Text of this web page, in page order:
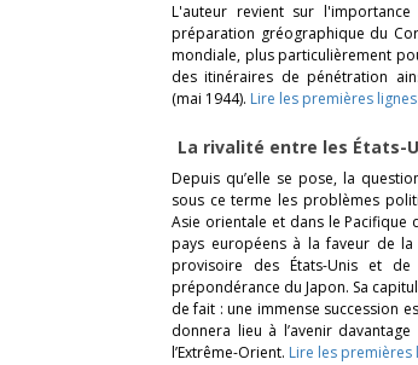
L'auteur revient sur
préparation gréographique du
mondiale, plus particulièrement
des itinéraires de pénétration
(mai 1944). Lire les premières lignes
La rivalité entre les États-
Depuis qu’elle se pose, la
sous ce terme les problèmes
Asie orientale et dans le Pacifique
pays européens à la faveur de
provisoire des États-Unis et de
prépondérance du Japon. Sa
de fait : une immense succession
donnera lieu à l’avenir
l’Extrême-Orient. Lire les premières